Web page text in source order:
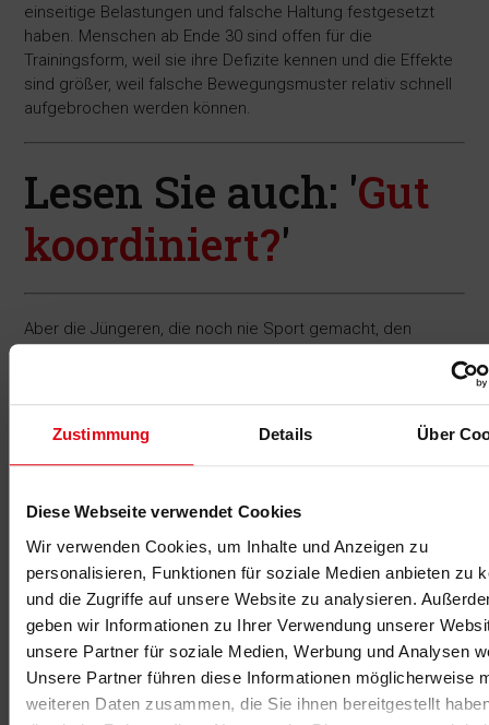
Zustimmung Details Über
Diese Webseite verwendet Cookies
Wir verwenden Cookies, um Inhalte und Anzeigen zu
personalisieren, Funktionen für soziale Medien anbieten zu
und die Zugriffe auf unsere Website zu analysieren.
geben wir Informationen zu Ihrer Verwendung unserer
unsere Partner für soziale Medien, Werbung und Analysen
Unsere Partner führen diese Informationen möglicherweise
weiteren Daten zusammen, die Sie ihnen bereitgestellt
einseitige Belastungen und falsche Haltung festgesetzt
haben. Menschen ab Ende 30 sind offen für die
Trainingsform, weil sie ihre Defizite kennen und die Effekte
sind größer, weil falsche Bewegungsmuster relativ schnell
aufgebrochen werden können.
Lesen Sie auch: 'Gut
koordiniert?'
Aber die Jüngeren, die noch nie Sport gemacht, den
Konsole gezockt haben, sind auch eine Zielgruppe, die wir
in Zukunft abholen müssen.
Von unserem Marketingbudget fließen mindestens 40
Prozent in das Thema Beweglichkeit.
Welche Faktoren machen Beweglichkeits- und
Mobilitätstraining aus Ihrer Sicht in Studios
erfolgreich?
Da gibt's nur einen Punkt: gut geschultes Personal und ein
Team, das das Konzept auch lebt. Funktionale und qualitativ
hochwertige Geräte sind die Grundvoraussetzung, aber das
Konzept muss stimmen; nur dann wird es erfolgreich. Die
Kund:innen müssen selbst spüren, dass Kompetenz da ist
und dass ein Plan dahintersteckt, von dem sie im Training